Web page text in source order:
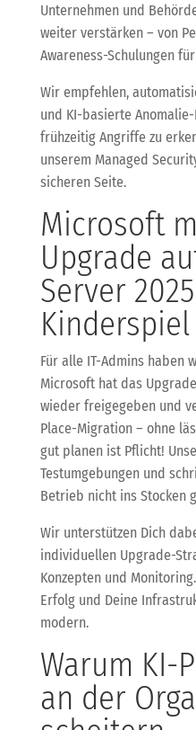
Unternehmen und
weiter verstärken – von
Awareness-Schulungen
Wir empfehlen,
und KI-basierte
frühzeitig Angriffe zu
unserem Managed
sicheren Seite.
Microsoft
Upgrade
Server
Kinderspiel
Für alle IT-Admins haben
Microsoft hat das
wieder freigegeben und
Place-Migration – ohne
gut planen ist Pflicht!
Testumgebungen und
Betrieb nicht ins Stocken
Wir unterstützen Dich
individuellen Upgrade-
Konzepten und
Erfolg und Deine
modern.
Warum KI-
an der